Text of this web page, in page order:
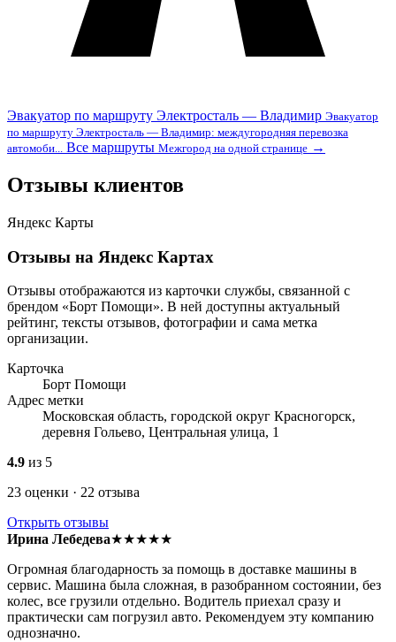
Эвакуатор по маршруту Электросталь — Владимир Эвакуатор
по маршруту Электросталь — Владимир: междугородняя перевозка
автомоби...
Все маршруты Межгород на одной странице →
Отзывы клиентов
Яндекс Карты
Отзывы на Яндекс Картах
Отзывы отображаются из карточки службы, связанной с
брендом «Борт Помощи». В ней доступны актуальный
рейтинг, тексты отзывов, фотографии и сама метка
организации.
Карточка
Борт Помощи
Адрес метки
Московская область, городской округ Красногорск,
деревня Гольево, Центральная улица, 1
4.9 из 5
23 оценки · 22 отзыва
Открыть отзывы
Ирина Лебедева★★★★★
Огромная благодарность за помощь в доставке машины в
сервис. Машина была сложная, в разобранном состоянии, без
колес, все грузили отдельно. Водитель приехал сразу и
практически сам погрузил авто. Рекомендуем эту компанию
однозначно.